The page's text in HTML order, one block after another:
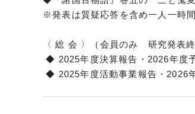
※発表は質疑応答を含め一人一時
〈 総 会 〉（会員のみ 研究発表
◆ 2025年度決算報告・2026年度
◆ 2025年度活動事業報告・2026